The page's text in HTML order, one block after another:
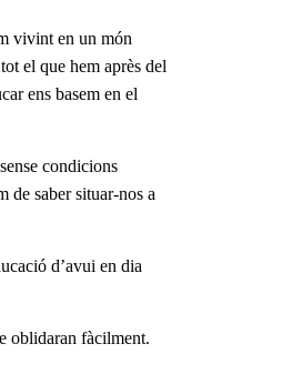
vivint en un món
el que hem après del
ens basem en el
condicions
de saber situar-nos a
d’avui en dia
oblidaran fàcilment.